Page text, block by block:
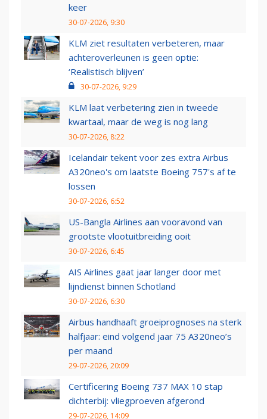
keer
30-07-2026, 9:30
KLM ziet resultaten verbeteren, maar
achteroverleunen is geen optie:
‘Realistisch blijven’
30-07-2026, 9:29
KLM laat verbetering zien in tweede
kwartaal, maar de weg is nog lang
30-07-2026, 8:22
Icelandair tekent voor zes extra Airbus
A320neo's om laatste Boeing 757's af te
lossen
30-07-2026, 6:52
US-Bangla Airlines aan vooravond van
grootste vlootuitbreiding ooit
30-07-2026, 6:45
AIS Airlines gaat jaar langer door met
lijndienst binnen Schotland
30-07-2026, 6:30
Airbus handhaaft groeiprognoses na sterk
halfjaar: eind volgend jaar 75 A320neo’s
per maand
29-07-2026, 20:09
Certificering Boeing 737 MAX 10 stap
dichterbij: vliegproeven afgerond
29-07-2026, 14:09